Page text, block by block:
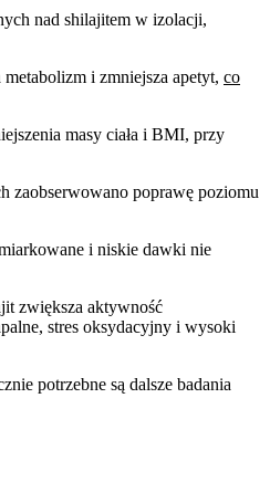
nad shilajitem w izolacji,
i zmniejsza apetyt, co
masy ciała i BMI, przy
zaobserwowano poprawę poziomu
i niskie dawki nie
zwiększa aktywność
stres oksydacyjny i wysoki
potrzebne są dalsze badania